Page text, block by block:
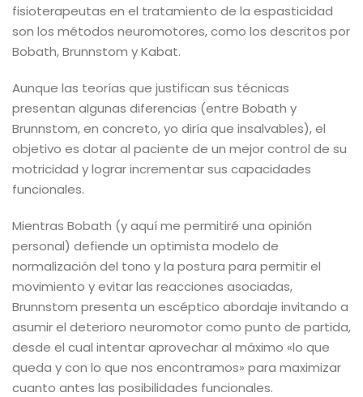
fisioterapeutas en el tratamiento de la espasticidad
son los métodos neuromotores, como los descritos por
Bobath, Brunnstom y Kabat.
Aunque las teorías que justifican sus técnicas
presentan algunas diferencias (entre Bobath y
Brunnstom, en concreto, yo diría que insalvables), el
objetivo es dotar al paciente de un mejor control de su
motricidad y lograr incrementar sus capacidades
funcionales.
Mientras Bobath (y aquí me permitiré una opinión
personal) defiende un optimista modelo de
normalización del tono y la postura para permitir el
movimiento y evitar las reacciones asociadas,
Brunnstom presenta un escéptico abordaje invitando a
asumir el deterioro neuromotor como punto de partida,
desde el cual intentar aprovechar al máximo «lo que
queda y con lo que nos encontramos» para maximizar
cuanto antes las posibilidades funcionales.